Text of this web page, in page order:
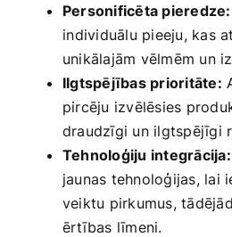
Personificēta pieredze:
⁢individuālu pieeju, kas
unikālajām vēlmēm un
Ilgtspējības prioritāte:
pircēju izvēlēsies
draudzīgi ‌un ilgtspējīgi
Tehnoloģiju integrācija:
jaunas tehnoloģijas, lai
veiktu ​pirkumus,‌
ērtības līmeni.